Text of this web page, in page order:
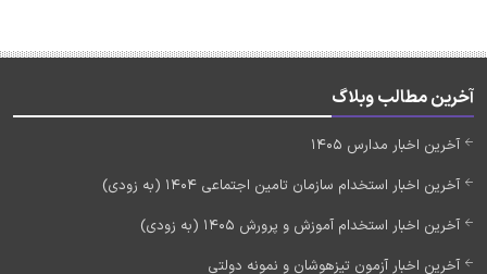
آخرین مطالب وبلاگ
آخرین اخبار مدارس 1405
آخرین اخبار استخدام سازمان تامین اجتماعی 1404 (به زودی)
آخرین اخبار استخدام آموزش و پرورش 1405 (به زودی)
آخرین اخبار آزمون تیزهوشان و نمونه دولتی